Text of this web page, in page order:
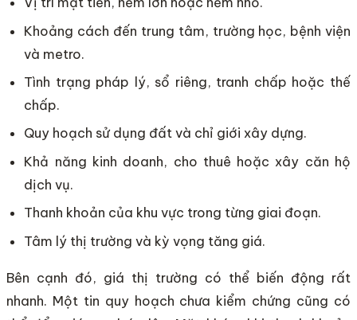
Khoảng cách đến trung tâm, trường học, bệnh viện
và metro.
Tình trạng pháp lý, sổ riêng, tranh chấp hoặc thế
chấp.
Quy hoạch sử dụng đất và chỉ giới xây dựng.
Khả năng kinh doanh, cho thuê hoặc xây căn hộ
dịch vụ.
Thanh khoản của khu vực trong từng giai đoạn.
Tâm lý thị trường và kỳ vọng tăng giá.
Bên cạnh đó, giá thị trường có thể biến động rất
nhanh. Một tin quy hoạch chưa kiểm chứng cũng có